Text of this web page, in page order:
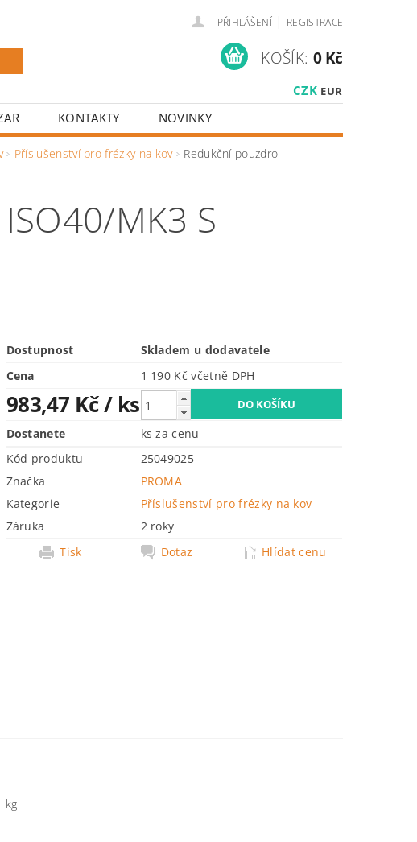
PŘIHLÁŠENÍ | REGISTRACE
CZK EUR
KOŠÍK: 0 Kč
KONTAKTY
NOVINKY
Příslušenství pro frézky na kov
Redukční pouzdro
MK3 S
Dostupnost
Skladem u dodavatele
Cena
1 190 Kč včetně DPH
983,47 Kč/ ks
Dostanete
ks za cenu
Kód produktu
25049025
Značka
PROMA
Kategorie
Příslušenství pro frézky na kov
Záruka
2 roky
Tisk
Dotaz Hlídat cenu
kg